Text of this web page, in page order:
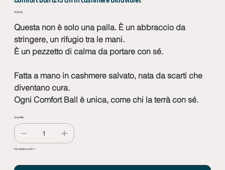
Prezzo
40,00 €
Questa non è solo una palla. È un abbraccio da
stringere, un rifugio tra le mani.
È un pezzetto di calma da portare con sé.
Fatta a mano in cashmere salvato, nata da scarti che
diventano cura.
Ogni Comfort Ball è unica, come chi la terrà con sé.
Quantità
Ne restano solo: 1